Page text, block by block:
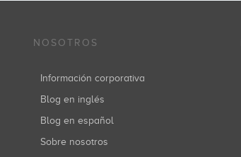
NOSOTROS
Información corporativa
Blog en inglés
Blog en español
Sobre nosotros